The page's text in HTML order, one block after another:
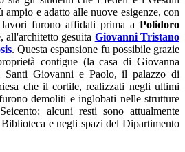
e adatto alle nuove esigenze, con
furono affidati prima a Polidoro
all'architetto gesuita Giovanni Tristano
. Questa espansione fu possibile grazie
contigue (la casa di Giovanna
Santi Giovanni e Paolo, il palazzo di
che il cortile, realizzati negli ultimi
demoliti e inglobati nelle strutture
alcuni resti sono attualmente
e negli spazi del Dipartimento